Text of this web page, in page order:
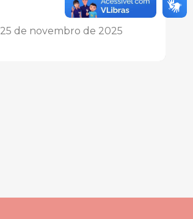
25 de novembro de 2025